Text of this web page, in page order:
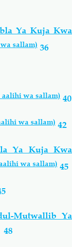
Ya Kuja Kwa
sallam) 36
wa sallam) 40
wa sallam) 42
Ya Kuja Kwa
wa sallam) 45
Mutwallib Ya
48